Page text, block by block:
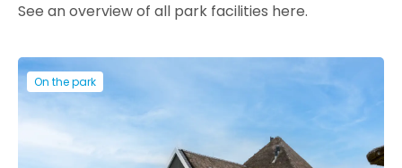
See an overview of all park facilities here.
On the park